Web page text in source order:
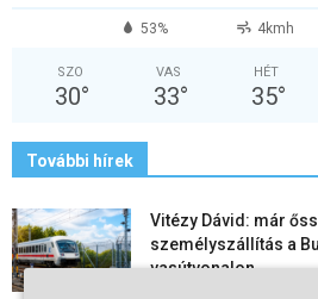
53% 4kmh
SZO
30°
VAS
33°
HÉT
35°
További hírek
Vitézy Dávid: már
személyszállítás a
vasútvonalon